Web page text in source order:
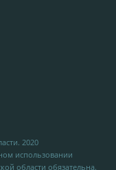
2020
использовании
области обязательна.